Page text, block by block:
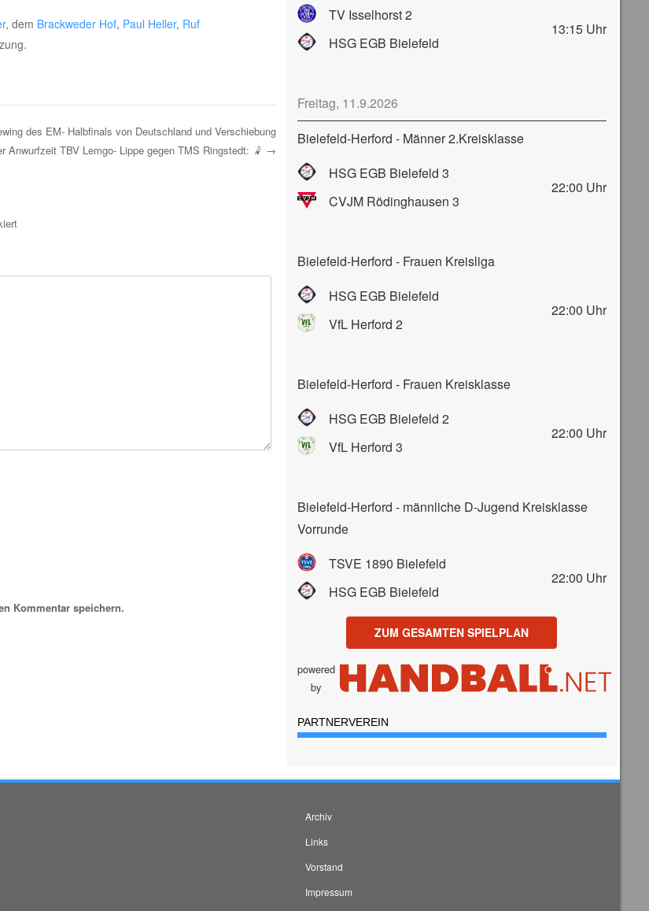
, dem Brackweder Hof, Paul Heller, Ruf
des EM- Halbfinals von Deutschland und Verschiebung
Anwurfzeit TBV Lemgo- Lippe gegen TMS Ringstedt: 🤾 →
Kommentar speichern.
TV Isselhorst 2
HSG EGB Bielefeld
13:15 Uhr
Freitag, 11.9.2026
Bielefeld-Herford - Männer 2.Kreisklasse
HSG EGB Bielefeld 3
CVJM Rödinghausen 3
22:00 Uhr
Bielefeld-Herford - Frauen Kreisliga
HSG EGB Bielefeld
VfL Herford 2
22:00 Uhr
Bielefeld-Herford - Frauen Kreisklasse
HSG EGB Bielefeld 2
VfL Herford 3
22:00 Uhr
Bielefeld-Herford - männliche D-Jugend Kreisklasse
Vorrunde
TSVE 1890 Bielefeld
HSG EGB Bielefeld
22:00 Uhr
ZUM GESAMTEN SPIELPLAN
powered
by
PARTNERVEREIN
Archiv
Links
Vorstand
Impressum